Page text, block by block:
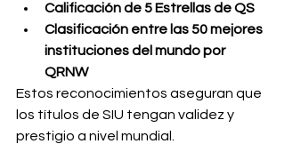
Calificación de 5 Estrellas de QS
Clasificación entre las 50 mejores
instituciones del mundo por
QRNW
Estos reconocimientos aseguran que
los títulos de SIU tengan validez y
prestigio a nivel mundial.